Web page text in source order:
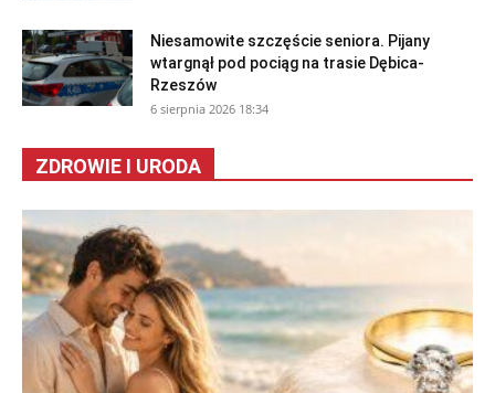
Niesamowite szczęście seniora. Pijany
wtargnął pod pociąg na trasie Dębica-
Rzeszów
6 sierpnia 2026 18:34
ZDROWIE I URODA